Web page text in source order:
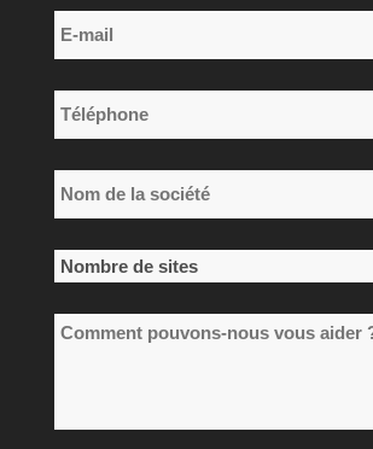
de
E-
mail
*
Téléphone
*
Nom
de
la
société
*
Nombre
sites
Comment
vous